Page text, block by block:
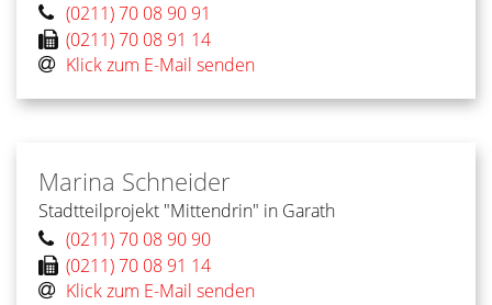
(0211) 70 08 90 91
(0211) 70 08 91 14
Klick zum E-Mail senden
Marina Schneider
Stadtteilprojekt "Mittendrin" in Garath
(0211) 70 08 90 90
(0211) 70 08 91 14
Klick zum E-Mail senden